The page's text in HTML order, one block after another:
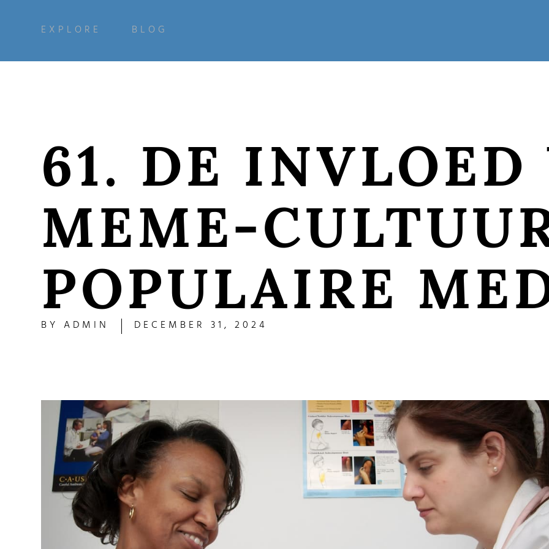
EXPLORE BLOG
61. DE INVLOED
MEME-
POPULAIRE
BY ADMIN DECEMBER 31, 2024